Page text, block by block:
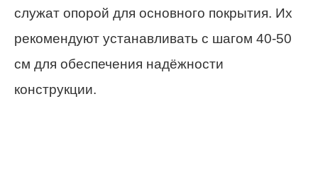
служат опорой для основного покрытия. Их
рекомендуют устанавливать с шагом 40-50
см для обеспечения надёжности
конструкции.